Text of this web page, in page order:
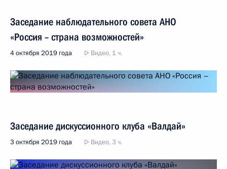
Заседание наблюдательного совета АНО
«Россия – страна возможностей»
4 октября 2019 года Видео, 1 ч.
Заседание дискуссионного клуба «Валдай»
3 октября 2019 года Видео, 3 ч.